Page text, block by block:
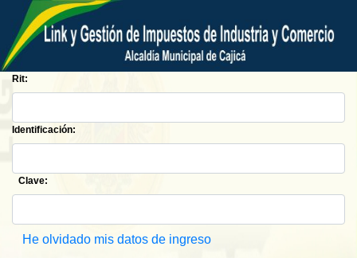
Rit:
Identificación:
Clave:
He olvidado mis datos de ingreso